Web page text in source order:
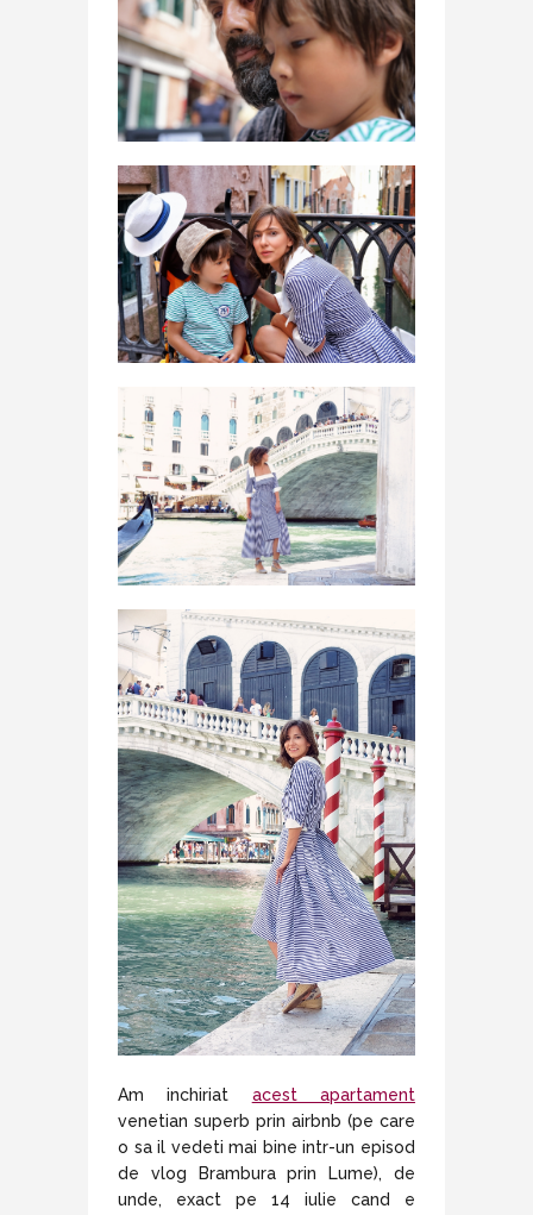
Am inchiriat acest apartament
venetian superb prin airbnb (pe care
o sa il vedeti mai bine intr-un episod
de vlog Brambura prin Lume), de
unde, exact pe 14 iulie cand e